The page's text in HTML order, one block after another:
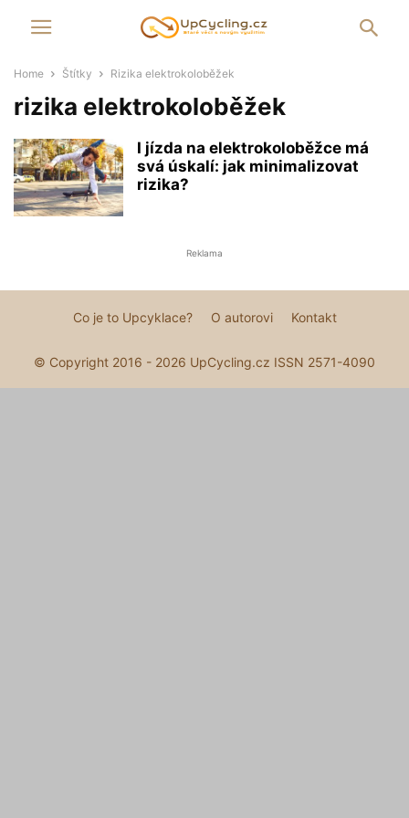
Home Štítky Rizika elektrokoloběžek
rizika elektrokoloběžek
I jízda na elektrokoloběžce má
svá úskalí: jak minimalizovat
rizika?
Reklama
Co je to Upcyklace? O autorovi Kontakt
© Copyright 2016 - 2026 UpCycling.cz ISSN 2571-4090